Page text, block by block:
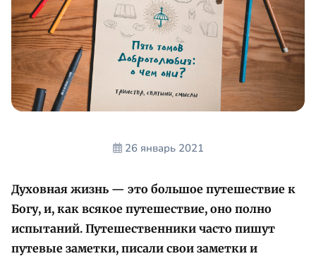
26 январь 2021
Духовная жизнь — это большое путешествие к
Богу, и, как всякое путешествие, оно полно
испытаний. Путешественники часто пишут
путевые заметки, писали свои заметки и